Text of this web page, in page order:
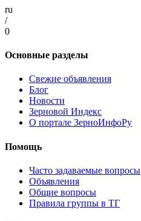
ru
/
0
Основные разделы
Свежие объявления
Блог
Новости
Зерновой Индекс
О портале ЗерноИнфоРу
Помощь
Часто задаваемые вопросы
Объявления
Общие вопросы
Правила группы в ТГ